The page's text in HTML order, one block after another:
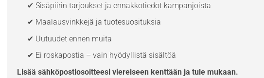
✔ Sisäpiirin tarjoukset ja ennakkotiedot kampanjoista
✔ Maalausvinkkejä ja tuotesuosituksia
✔ Uutuudet ennen muita
✔ Ei roskapostia – vain hyödyllistä sisältöä
Lisää sähköpostiosoitteesi viereiseen kenttään ja tule mukaan.